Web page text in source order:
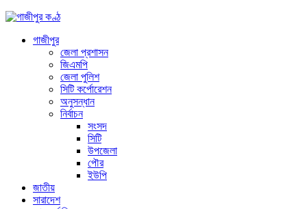
গাজীপুর
জেলা প্রশাসন
জিএমপি
জেলা পুলিশ
সিটি কর্পোরেশন
অনুসন্ধান
নির্বাচন
সংসদ
সিটি
উপজেলা
পৌর
ইউপি
জাতীয়
সারাদেশ